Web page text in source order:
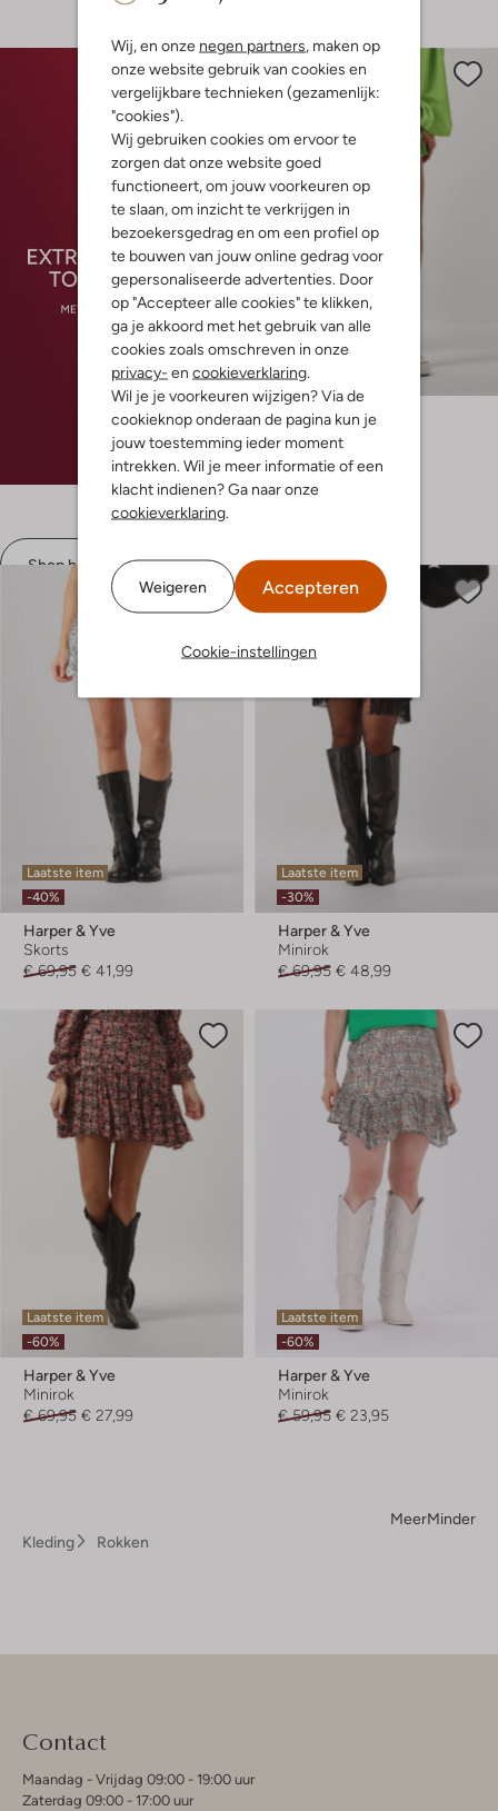
Wij, en onze negen partners, maken op
onze website gebruik van cookies en
vergelijkbare technieken (gezamenlijk:
"cookies").
Wij gebruiken cookies om ervoor te
zorgen dat onze website goed
functioneert, om jouw voorkeuren op
te slaan, om inzicht te verkrijgen in
bezoekersgedrag en om een profiel op
te bouwen van jouw online gedrag voor
gepersonaliseerde advertenties. Door
op "Accepteer alle cookies" te klikken,
ga je akkoord met het gebruik van alle
cookies zoals omschreven in onze
privacy- en cookieverklaring.
Wil je je voorkeuren wijzigen? Via de
cookieknop onderaan de pagina kun je
jouw toestemming ieder moment
intrekken. Wil je meer informatie of een
klacht indienen? Ga naar onze
cookieverklaring.
Weigeren Accepteren
Cookie-instellingen
Shop hier
Laatste maten
-60%
Harper & Yve
Minirok
€ 79,95 € 31,99
+ meer kleuren
Laatste item
-40%
Harper & Yve
Skorts
€ 69,95 € 41,99
Laatste item
-30%
Harper & Yve
Minirok
€ 69,95 € 48,99
Laatste item
-60%
Harper & Yve
Minirok
€ 69,95 € 27,99
Laatste item
-60%
Harper & Yve
Minirok
€ 59,95 € 23,95
MeerMinder
Kleding
Rokken
Contact
Maandag - Vrijdag 09:00 - 19:00 uur
Zaterdag 09:00 - 17:00 uur